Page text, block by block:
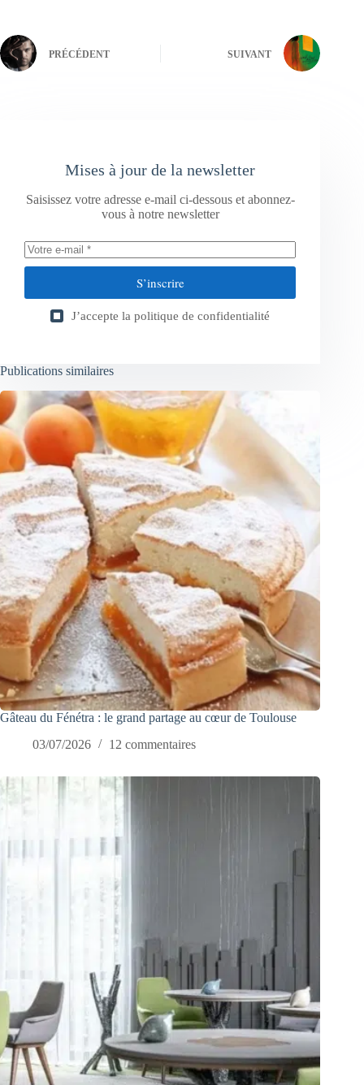
PRÉCÉDENT SUIVANT
Mises à jour de la newsletter
Saisissez votre adresse e-mail ci-dessous et abonnez-
vous à notre newsletter
S’inscrire
J’accepte la politique de confidentialité
Publications similaires
Gâteau du Fénétra : le grand partage au cœur de Toulouse
03/07/2026
12 commentaires